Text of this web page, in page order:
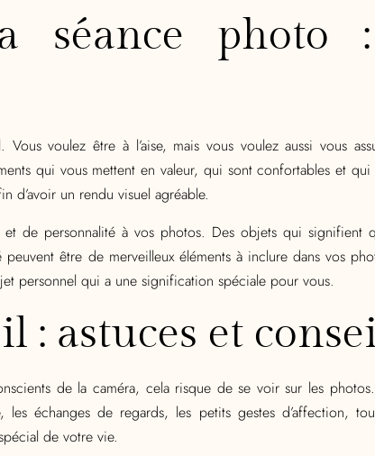
séance photo
voulez être à l’aise, mais vous voulez aussi vous
qui vous mettent en valeur, qui sont confortables et
d’avoir un rendu visuel agréable.
de personnalité à vos photos. Des objets qui
être de merveilleux éléments à inclure dans vos
personnel qui a une signification spéciale pour vous.
: astuces et
de la caméra, cela risque de se voir sur les
échanges de regards, les petits gestes d’affection,
de votre vie.